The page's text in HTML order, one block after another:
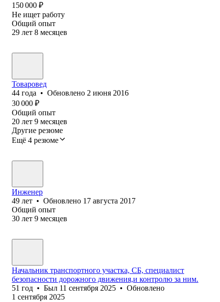
150 000 ₽
Не ищет работу
Общий опыт
29 лет 8 месяцев
Товаровед
44 года • Обновлено 2 июня 2016
30 000 ₽
Общий опыт
20 лет 9 месяцев
Другие резюме
Ещё 4 резюме
Инженер
49 лет • Обновлено 17 августа 2017
Общий опыт
30 лет 9 месяцев
Начальник транспортного участка, СБ, специалист
безопасности дорожного движения,и контролю за ним.
51 год • Был 11 сентября 2025 • Обновлено
1 сентября 2025